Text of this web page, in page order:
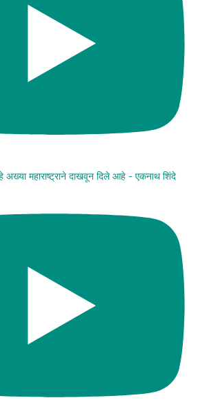
अख्या महाराष्ट्राने दाखवून दिले आहे - एकनाथ शिंदे